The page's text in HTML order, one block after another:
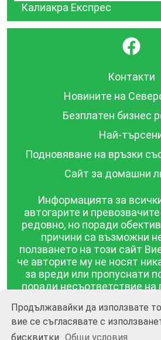
Продължавайки да използвате
вие се съгласявате с
бисквитки. Общи условия.
Калиакра Експрес
}
Контакти
Новините на
Безплатен бизнес
Най-
Подновяване на връзки
Сайт за домашни
Информацията за
автогарите и
редовно, но поради
причини са възможни
ползването на този сайт
че авторите му не носят
за вреди или пропуснати
поради несъответствие на
публикувана в този сайт
такава каквато е, без
съответствието ѝ с